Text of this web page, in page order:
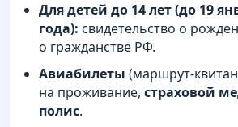
Для детей до 14 лет (до 19
года): свидетельство о
о гражданстве РФ.
Авиабилеты (маршрут-
на проживание, страховой
полис.